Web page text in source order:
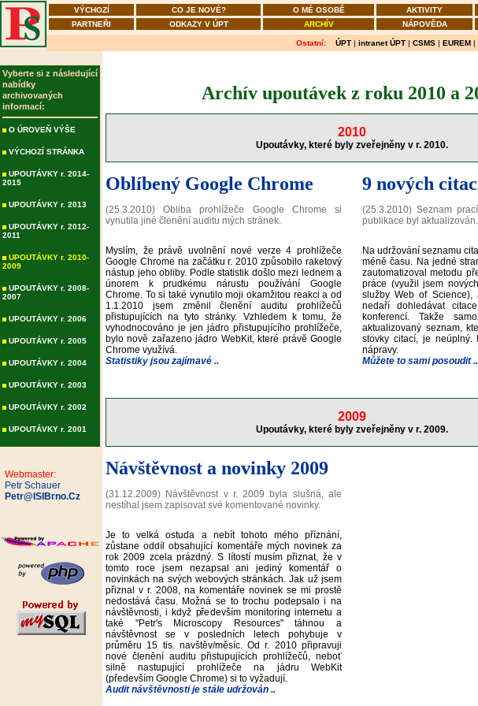
VÝCHOZÍ CO JE NOVÉ? O MÉ OSOBĚ AKTIVITY
PARTNEŘI
ODKAZY V ÚPT ARCHÍV NÁPOVĚDA
Ostatní: ÚPT | intranet ÚPT | CSMS | EUREM |
Vyberte si z následující
nabídky
archivovaných
informací:
O ÚROVEŇ VÝŠE
VÝCHOZÍ STRÁNKA
UPOUTÁVKY r. 2014-
2015
UPOUTÁVKY r. 2013
UPOUTÁVKY r. 2012-
2011
UPOUTÁVKY r. 2010-
2009
UPOUTÁVKY r. 2008-
2007
UPOUTÁVKY r. 2006
UPOUTÁVKY r. 2005
UPOUTÁVKY r. 2004
UPOUTÁVKY r. 2003
UPOUTÁVKY r. 2002
UPOUTÁVKY r. 2001
Webmaster:
Petr Schauer
Petr@ISIBrno.Cz
Archív upoutávek z roku 2010 a
2010
Upoutávky, které byly zveřejněny v r. 2010.
Oblíbený Google Chrome
(25.3.2010) Obliba prohlížeče Google Chrome si
vynutila jiné členění auditu mých stránek.
Myslím, že právě uvolnění nové verze 4 prohlížeče
Google Chrome na začátku r. 2010 způsobilo raketový
nástup jeho obliby. Podle statistik došlo mezi lednem a
únorem k prudkému nárustu používání Google
Chrome. To si také vynutilo moji okamžitou reakci a od
1.1.2010 jsem změnil členění auditu prohlížečů
přistupujících na tyto stránky. Vzhledem k tomu, že
vyhodnocováno je jen jádro přistupujícího prohlížeče,
bylo nově zařazeno jádro WebKit, které právě Google
Chrome využívá.
Statistiky jsou zajímavé ..
9 nových
(25.3.2010) Seznam
publikace byl aktualizován.
Na udržování seznamu
méně času. Na jedné
zautomatizoval metodu
práce (využil jsem
služby Web of
nedaří dohledávat
konferencí. Takže
aktualizovaný seznam,
stovky citací, je neúplný.
nápravy.
Můžete to sami posoudit ..
2009
Upoutávky, které byly zveřejněny v r. 2009.
Návštěvnost a novinky 2009
(31.12.2009) Návštěvnost v r. 2009 byla slušná, ale
nestíhal jsem zapisovat své komentované novinky.
Je to velká ostuda a nebít tohoto mého příznání,
zůstane oddíl obsahující komentáře mých novinek za
rok 2009 zcela prázdný. S lítostí musím přiznat, že v
tomto roce jsem nezapsal ani jediný komentář o
novinkách na svých webových stránkách. Jak už jsem
přiznal v r. 2008, na komentáře novinek se mi prostě
nedostává času. Možná se to trochu podepsalo i na
návštěvnosti, i když především monitoring internetu a
také "Petr's Microscopy Resources" táhnou a
návštěvnost se v posledních letech pohybuje v
průměru 15 tis. navštěv/měsíc. Od r. 2010 připravuji
nové členění auditu přistupujících prohlížečů, neboť
silně nastupující prohlížeče na jádru WebKit
(především Google Chrome) si to vyžadují.
Audit návštěvnosti je stále udržován ..